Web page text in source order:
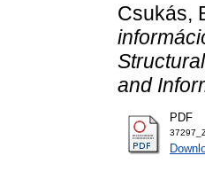
Csukás,
and
PDF